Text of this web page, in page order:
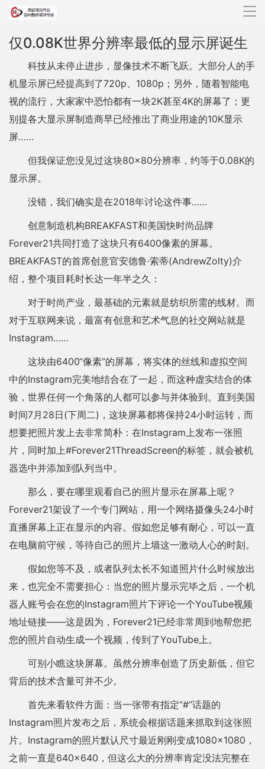
导
仅0.08K世界分辨率最低的显示屏诞生
科技从未停止进步，显像技术不断飞跃。大部分人的手
机显示屏已经提高到了720p、1080p；另外，随着智能电
视的流行，大家家中恐怕都有一块2K甚至4K的屏幕了；更
别提各大显示屏制造商早已经推出了商业用途的10K显示
屏……
但我保证您没见过这块80×80分辨率，约等于0.08K的
显示屏。
没错，我们确实是在2018年讨论这件事……
创意制造机构BREAKFAST和美国快时尚品牌
Forever21共同打造了这块只有6400像素的屏幕。
BREAKFAST的首席创意官安德鲁·索蒂(AndrewZolty)介
绍，整个项目耗时长达一年半之久：
对于时尚产业，最基础的元素就是纺织所需的线材。而
对于互联网来说，最富有创意和艺术气息的社交网站就是
Instagram……
这块由6400“像素”的屏幕，将实体的丝线和虚拟空间
中的Instagram完美地结合在了一起，而这种虚实结合的体
验，世界任何一个角落的人都可以参与并体验到。直到美国
时间7月28日(下周二)，这块屏幕都将保持24小时运转，而
想要把照片发上去非常简朴：在Instagram上发布一张照
片，同时加上#Forever21ThreadScreen的标签，就会被机
器选中并添加到队列当中。
那么，要在哪里观看自己的照片显示在屏幕上呢？
Forever21架设了一个专门网站，用一个网络摄像头24小时
直播屏幕上正在显示的内容。假如您足够有耐心，可以一直
在电脑前守候，等待自己的照片上墙这一激动人心的时刻。
假如您等不及，或者队列太长不知道照片什么时候放出
来，也完全不需要担心：当您的照片显示完毕之后，一个机
器人账号会在您的Instagram照片下评论一个YouTube视频
地址链接——这是因为，Forever21已经非常周到地帮您把
您的照片自动生成一个视频，传到了YouTube上。
可别小瞧这块屏幕。虽然分辨率创造了历史新低，但它
背后的技术含量可并不少。
首先来看软件方面：当一张带有指定“#”话题的
Instagram照片发布之后，系统会根据话题来抓取到这张照
片。Instagram的照片默认尺寸最近刚刚变成1080×1080，
之前一直是640×640，但这么大的分辨率肯定没法完整在